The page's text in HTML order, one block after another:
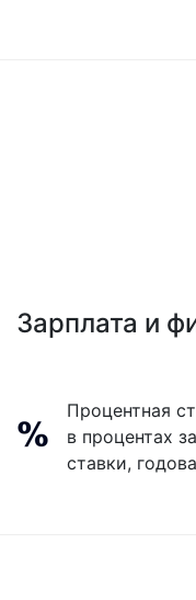
Зарплата и
Процентная
в процентах
ставки,